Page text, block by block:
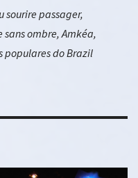
sourire passager,
sans ombre, Amkéa,
populares do Brazil